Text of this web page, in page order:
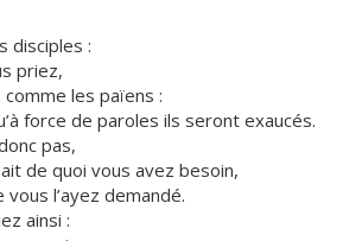
disciples :
priez,
les païens :
force de paroles ils seront exaucés.
pas,
de quoi vous avez besoin,
l’ayez demandé.
ainsi :